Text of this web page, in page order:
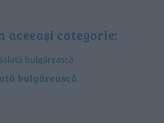
aceeași categorie:
bulgărească